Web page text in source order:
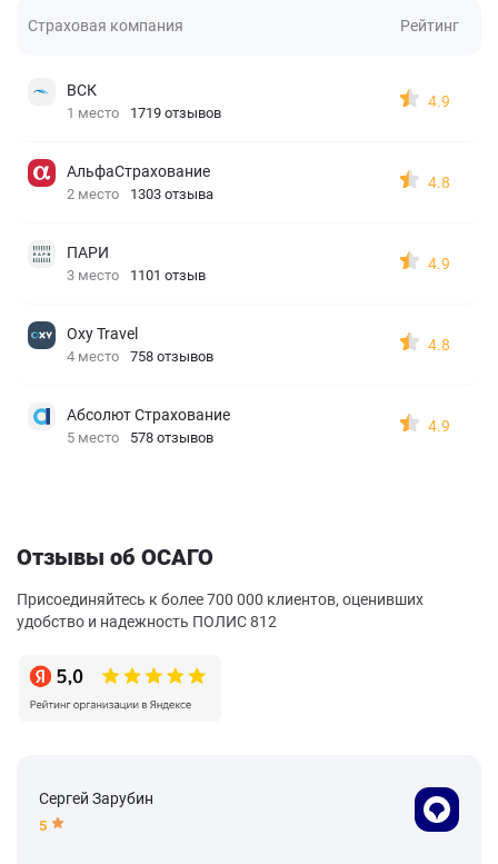
Страховая компания Рейтинг
ВСК
1 место 1719 отзывов
4.9
АльфаСтрахование
2 место 1303 отзыва
4.8
ПАРИ
3 место 1101 отзыв
4.9
Oxy Travel
4 место 758 отзывов
4.8
Абсолют Страхование
5 место 578 отзывов
4.9
Отзывы об ОСАГО
Присоединяйтесь к более 700 000 клиентов, оценивших
удобство и надежность ПОЛИС 812
Сергей Зарубин
5